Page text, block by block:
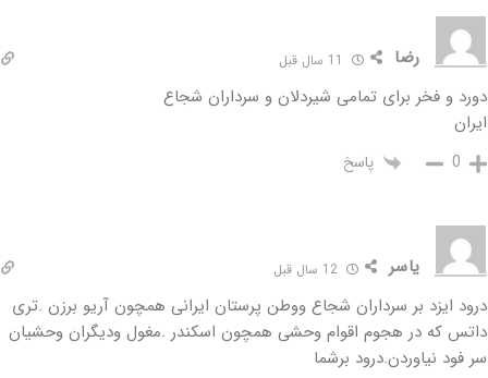
رضا
دورد و فخر برای تمامی شیردلان و سرداران شجاع
ایران
0 پاسخ
یاسر
درود ایزد بر سرداران شجاع ووطن پرستان ایرانی همچون آریو برزن .تری
داتس که در هجوم اقوام وحشی همچون اسکندر .مغول ودیگران وحشیان
سر فود نیاوردن.درود برشما